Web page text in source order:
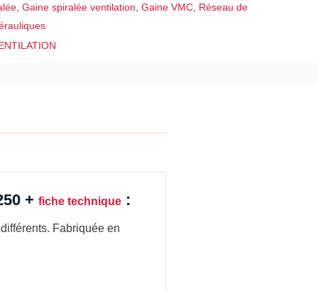
,Gaine spiralée ventilation ,Gaine VMC Réseau de
+ fiche technique :
Fabriquée en